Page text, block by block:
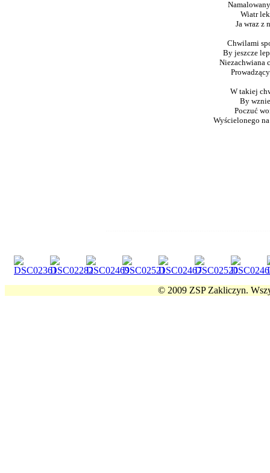
Wiatr
Ja wraz z
Chwilami
By jeszcze
Niezachwiana
W takiej
By
Poczuć
Wyścielonego
© 2009 ZSP Zakliczyn.